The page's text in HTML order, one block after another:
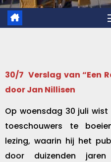
30/7 Verslag van “Een
door Jan Nillisen
Op woensdag 30 juli
toeschouwers te
lezing, waarin hij het
door duizenden